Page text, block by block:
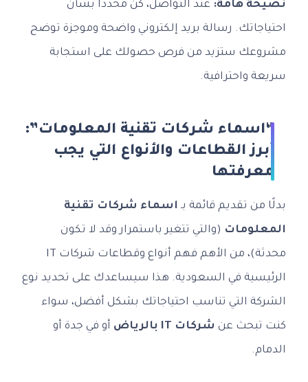
نصيحة هامة: عند التواصل، كن محددًا بشأن
احتياجاتك. رسالة بريد إلكتروني واضحة وموجزة توضح
مشروعك ستزيد من فرص حصولك على استجابة
سريعة واحترافية.
“اسماء شركات تقنية المعلومات”:
أبرز القطاعات والأنواع التي يجب
معرفتها
بدلًا من تقديم قائمة بـ اسماء شركات تقنية
المعلومات (والتي تتغير باستمرار وقد لا تكون
محدثة)، من الأهم فهم أنواع وقطاعات شركات IT
الرئيسية في السعودية. هذا سيساعدك على تحديد نوع
الشركة التي تناسب احتياجاتك بشكل أفضل، سواء
كنت تبحث عن شركات IT بالرياض أو في جدة أو
الدمام.